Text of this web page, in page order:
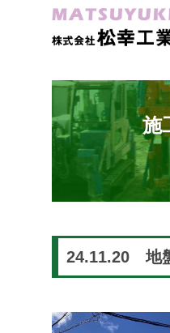
地盤改良工事
施
24.11.20 地